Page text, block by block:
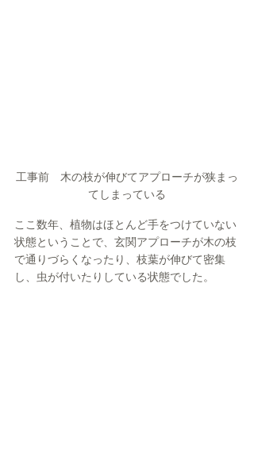
工事前　木の枝が伸びてアプローチが狭まっ
てしまっている
ここ数年、植物はほとんど手をつけていない
状態ということで、玄関アプローチが木の枝
で通りづらくなったり、枝葉が伸びて密集
し、虫が付いたりしている状態でした。